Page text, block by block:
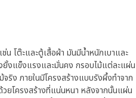
น โต๊ะและตู้เสื้อผ้า มันมีน้ำหนักเบาและ
ยั้งแข็งแรงและมั่นคง กรอบไม้แต่ละแผ่น
ริง ภายในมีโครงสร้างแบบรังผึ้งทำจาก
วยโครงสร้างที่แน่นหนา หลังจากนั้นแผ่น